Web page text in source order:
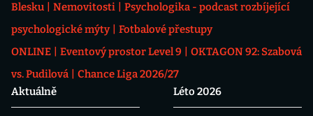
Blesku
Nemovitosti
Psychologika - podcast rozbíjející
psychologické mýty
Fotbalové přestupy
ONLINE
Eventový prostor Level 9
OKTAGON 92: Szabová
vs. Pudilová
Chance Liga 2026/27
Aktuálně
Léto 2026